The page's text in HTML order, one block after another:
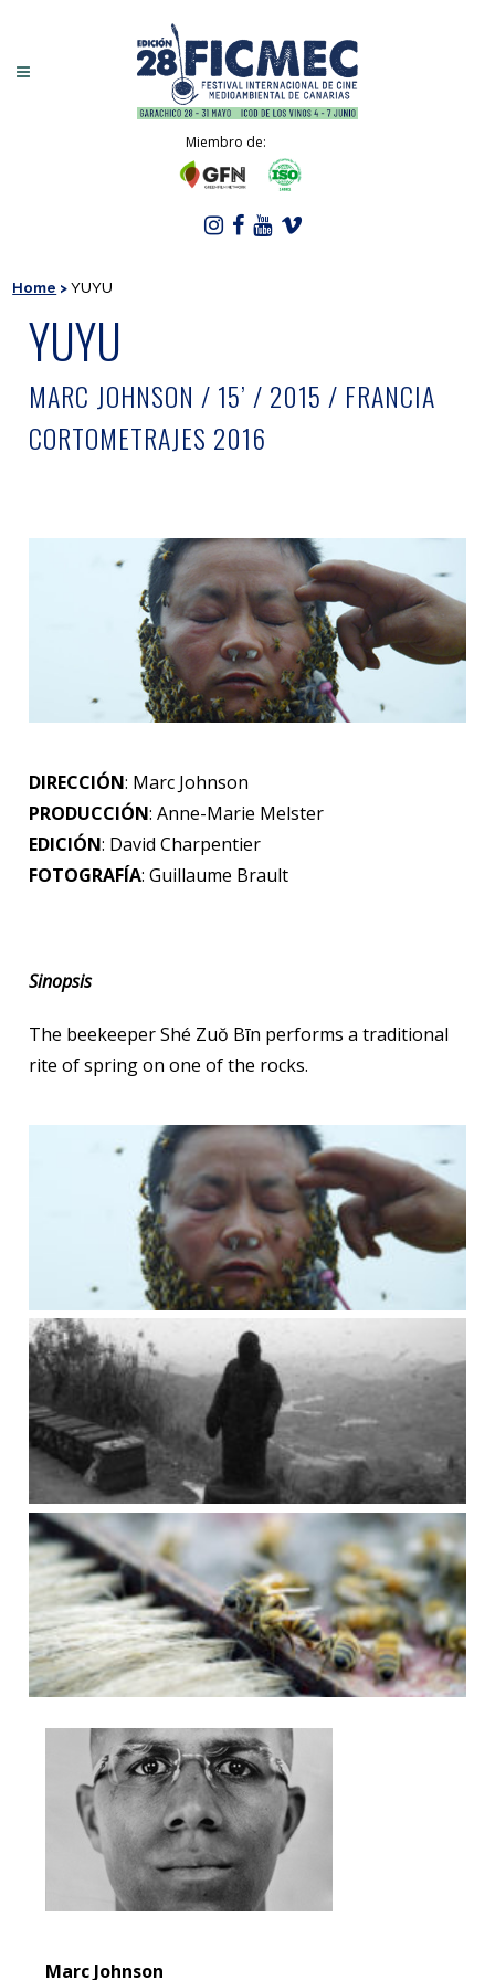
Miembro de:
Home >YUYU
YUYU
MARC JOHNSON / 15’ / 2015 / FRANCIA
CORTOMETRAJES 2016
DIRECCIÓN: Marc Johnson
PRODUCCIÓN: Anne-Marie Melster
EDICIÓN: David Charpentier
FOTOGRAFÍA: Guillaume Brault
Sinopsis
The beekeeper Shé Zuŏ Bīn performs a traditional
rite of spring on one of the rocks.
Marc Johnson